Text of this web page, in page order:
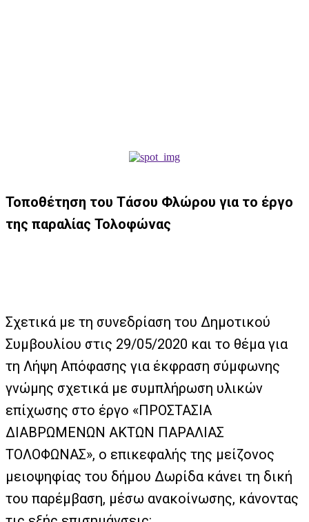
Τοποθέτηση του Τάσου Φλώρου για το έργο
της παραλίας Τολοφώνας
Σχετικά με τη συνεδρίαση του Δημοτικού
Συμβουλίου στις 29/05/2020 και το θέμα για
τη Λήψη Απόφασης για έκφραση σύμφωνης
γνώμης σχετικά με συμπλήρωση υλικών
επίχωσης στο έργο «ΠΡΟΣΤΑΣΙΑ
ΔΙΑΒΡΩΜΕΝΩΝ ΑΚΤΩΝ ΠΑΡΑΛΙΑΣ
ΤΟΛΟΦΩΝΑΣ», ο επικεφαλής της μείζονος
μειοψηφίας του δήμου Δωρίδα κάνει τη δική
του παρέμβαση, μέσω ανακοίνωσης, κάνοντας